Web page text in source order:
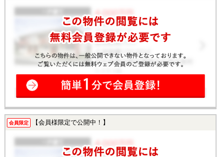
会員限定 【会員様限定で公開中！】